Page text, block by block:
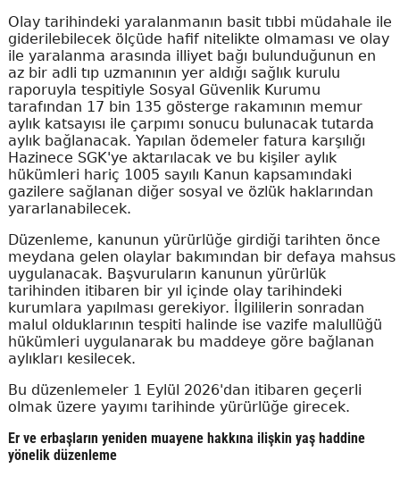
Olay tarihindeki yaralanmanın basit tıbbi müdahale ile
giderilebilecek ölçüde hafif nitelikte olmaması ve olay
ile yaralanma arasında illiyet bağı bulunduğunun en
az bir adli tıp uzmanının yer aldığı sağlık kurulu
raporuyla tespitiyle Sosyal Güvenlik Kurumu
tarafından 17 bin 135 gösterge rakamının memur
aylık katsayısı ile çarpımı sonucu bulunacak tutarda
aylık bağlanacak. Yapılan ödemeler fatura karşılığı
Hazinece SGK'ye aktarılacak ve bu kişiler aylık
hükümleri hariç 1005 sayılı Kanun kapsamındaki
gazilere sağlanan diğer sosyal ve özlük haklarından
yararlanabilecek.
Düzenleme, kanunun yürürlüğe girdiği tarihten önce
meydana gelen olaylar bakımından bir defaya mahsus
uygulanacak. Başvuruların kanunun yürürlük
tarihinden itibaren bir yıl içinde olay tarihindeki
kurumlara yapılması gerekiyor. İlgililerin sonradan
malul olduklarının tespiti halinde ise vazife malullüğü
hükümleri uygulanarak bu maddeye göre bağlanan
aylıkları kesilecek.
Bu düzenlemeler 1 Eylül 2026'dan itibaren geçerli
olmak üzere yayımı tarihinde yürürlüğe girecek.
Er ve erbaşların yeniden muayene hakkına ilişkin yaş haddine
yönelik düzenleme